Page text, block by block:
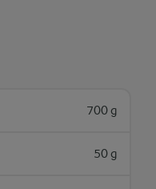
700 g
50 g